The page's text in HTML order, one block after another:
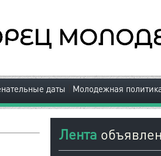
даты Молодежная
Лента